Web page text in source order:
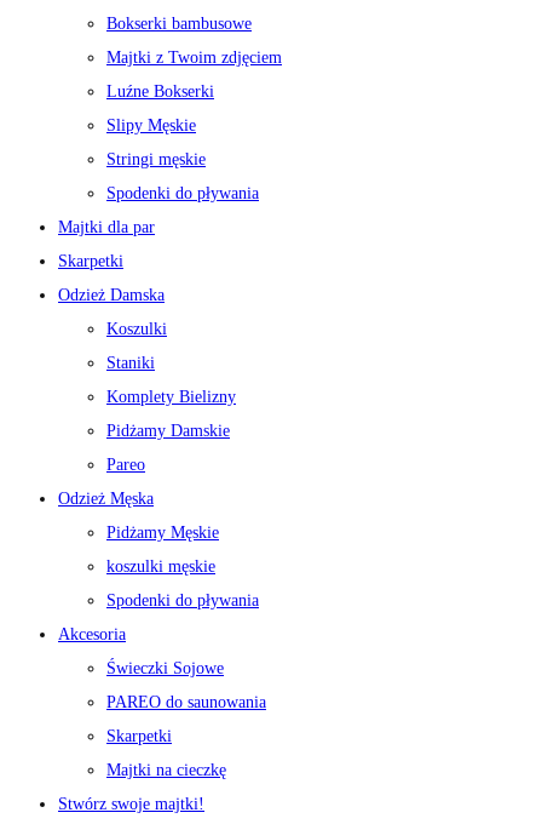
Bokserki bambusowe
Majtki z Twoim zdjęciem
Luźne Bokserki
Slipy Męskie
Stringi męskie
Spodenki do pływania
Majtki dla par
Skarpetki
Odzież Damska
Koszulki
Staniki
Komplety Bielizny
Pidżamy Damskie
Pareo
Odzież Męska
Pidżamy Męskie
koszulki męskie
Spodenki do pływania
Akcesoria
Świeczki Sojowe
PAREO do saunowania
Skarpetki
Majtki na cieczkę
Stwórz swoje majtki!